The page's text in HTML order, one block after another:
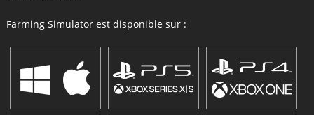
Farming Simulator est disponible sur :